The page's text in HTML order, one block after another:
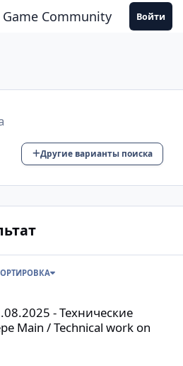
Community Войти
Другие варианты поиска
- Технические
Main / Technical work on